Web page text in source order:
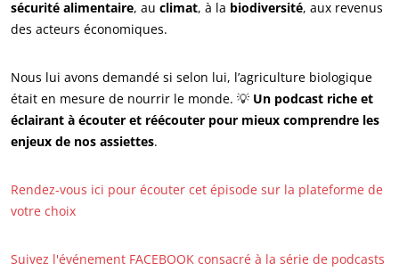
Agir via nos prestations
Progresser avec nos équipes
S’investir pour notre environnement
Innover avec notre écosystème
sécurité alimentaire, au climat, à la biodiversité, aux revenus
des acteurs économiques.
Nous lui avons demandé si selon lui, l’agriculture biologique
était en mesure de nourrir le monde. 💡 Un podcast riche et
éclairant à écouter et réécouter pour mieux comprendre les
enjeux de nos assiettes.
Rendez-vous ici pour écouter cet épisode sur la plateforme de
votre choix
Suivez l'événement FACEBOOK consacré à la série de podcasts